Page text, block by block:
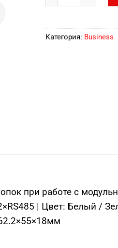
Категория: Business
при работе с
| Цвет: Белый /